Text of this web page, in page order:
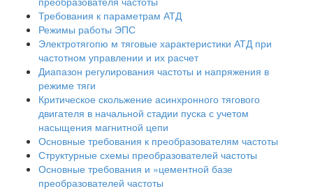
Требования к параметрам АТД
Режимы работы ЭПС
Электротягопю м тяговые характеристики АТД при
частотном управлении и их расчет
Диапазон регулирования частоты и напряжения в
режиме тяги
Критическое скольжение асинхронного тягового
двигателя в начальной стадии пуска с учетом
насыщения магнитной цепи
Основные требования к преобразователям частоты
Структурные схемы преобразователей частоты
Основные требования и »цементной базе
преобразователей частоты